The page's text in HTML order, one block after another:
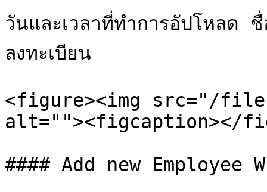
วันและเวลาที่ทำการอัปโหลด
ลงทะเบียน
<figure><img src="/files/
alt=""><figcaption></
#### Add new